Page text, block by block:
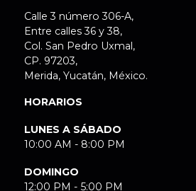
Calle 3 número 306-A,
Entre calles 36 y 38,
Col. San Pedro Uxmal,
CP. 97203,
Merida, Yucatán, México.
HORARIOS
LUNES A SÁBADO
10:00 AM - 8:00 PM
DOMINGO
12:00 PM - 5:00 PM